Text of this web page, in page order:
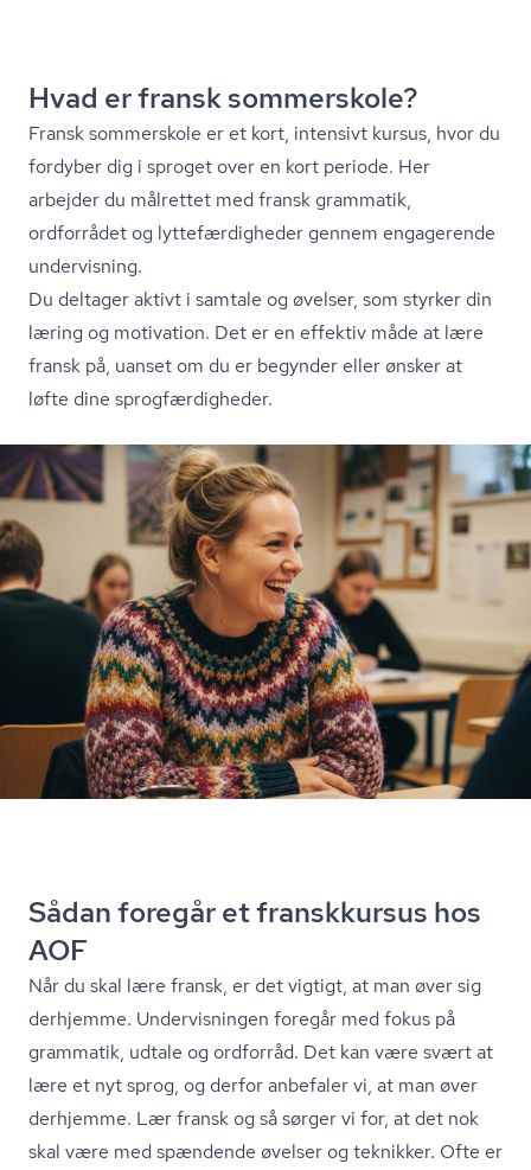
Hvad er fransk sommerskole?
Fransk sommerskole er et kort, intensivt kursus, hvor du
fordyber dig i sproget over en kort periode. Her
arbejder du målrettet med fransk grammatik,
ordforrådet og lyt­te­fær­dig­he­der gennem engagerende
undervisning.
Du deltager aktivt i samtale og øvelser, som styrker din
læring og motivation. Det er en effektiv måde at lære
fransk på, uanset om du er begynder eller ønsker at
løfte dine sprog­fær­dig­he­der.
Sådan foregår et franskkursus hos
AOF
Når du skal lære fransk, er det vigtigt, at man øver sig
derhjemme. Undervisningen foregår med fokus på
grammatik, udtale og ordforråd. Det kan være svært at
lære et nyt sprog, og derfor anbefaler vi, at man øver
derhjemme. Lær fransk og så sørger vi for, at det nok
skal være med spændende øvelser og teknikker. Ofte er